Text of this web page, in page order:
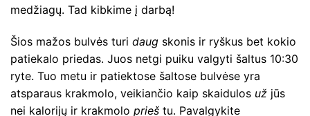
medžiagų. Tad kibkime į darbą!
Šios mažos bulvės turi daug skonis ir ryškus bet kokio
patiekalo priedas. Juos netgi puiku valgyti šaltus 10:30
ryte. Tuo metu ir patiektose šaltose bulvėse yra
atsparaus krakmolo, veikiančio kaip skaidulos už jūs
nei kalorijų ir krakmolo prieš tu. Pavalgykite